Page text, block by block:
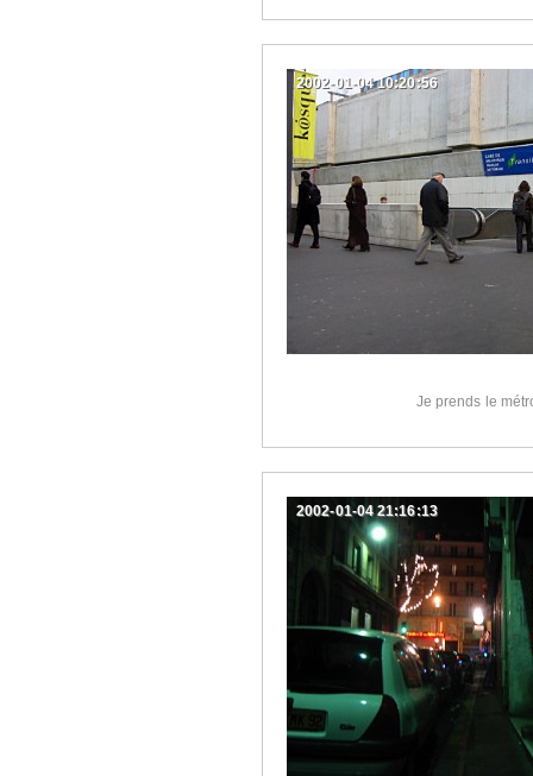
Je prends le
2002-01-04 10:20:56
2002-01-04 21:16:13